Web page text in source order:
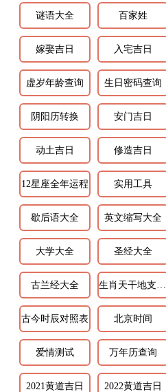
谜语大全 百家姓
嫁娶吉日 入宅吉日
虚岁年龄查询 生日密码查询
阴阳历转换 安门吉日
动土吉日 修造吉日
12星座全年运程 实用工具
歇后语大全 英文缩写大全
大学大全 圣经大全
古兰经大全 生肖天干地支相配
古今时辰对照表 北京时间
爱情测试 万年历查询
2021黄道吉日 2022黄道吉日